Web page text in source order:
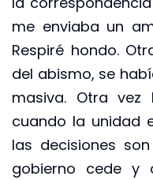
me enviaba un
Respiré hondo.
del abismo, se
masiva. Otra
cuando la unidad
las decisiones
gobierno cede y